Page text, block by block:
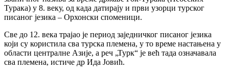
Турака) у 8. веку, од када датирају и први узорци турског
писаног језика – Орхонски споменици.
Све до 12. века трајао је период заједничког писаног језика
који су користила сва турска племена, у то време настањена у
области централне Азије, а реч „Турк“ је већ тада означавала
сва племена, истиче др Ида Јовић.